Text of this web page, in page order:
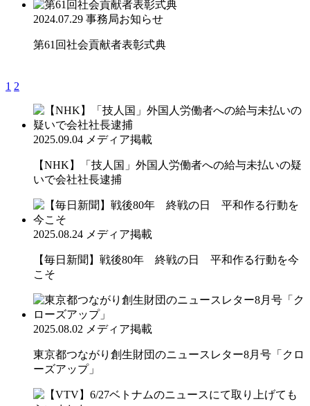
2024.07.29 事務局お知らせ
第61回社会貢献者表彰式典
1 2
2025.09.04 メディア掲載
【NHK】「技人国」外国人労働者への給与未払いの疑
いで会社社長逮捕
2025.08.24 メディア掲載
【毎日新聞】戦後80年 終戦の日 平和作る行動を今
こそ
2025.08.02 メディア掲載
東京都つながり創生財団のニュースレター8月号「クロ
ーズアップ」